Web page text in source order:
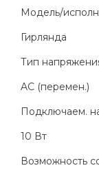
Модель/
Гирлянда
Тип
AC (перемен.)
Подключаем.
10 Вт
Возможность